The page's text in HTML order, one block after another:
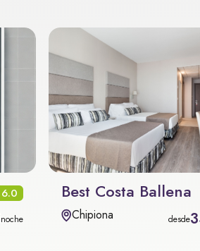
6.0
noche
Best Costa Ballena
Chipiona desde